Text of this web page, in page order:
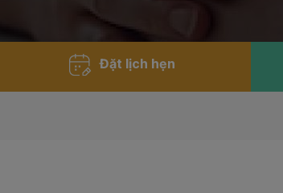
Đặt lịch hẹn